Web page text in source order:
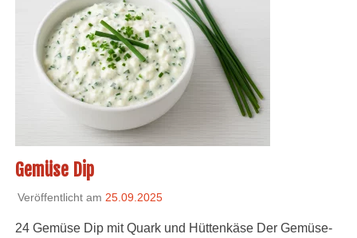
Gemüse Dip
Veröffentlicht am 25.09.2025
24 Gemüse Dip mit Quark und Hüttenkäse Der Gemüse-